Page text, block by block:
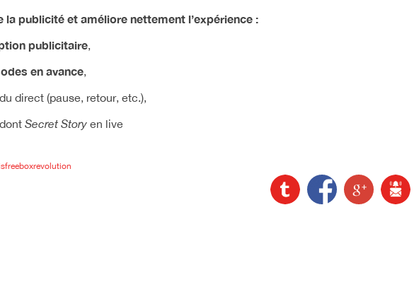
la publicité et améliore nettement l’expérience :
publicitaire,
en avance,
direct (pause, retour, etc.),
Secret Story en live